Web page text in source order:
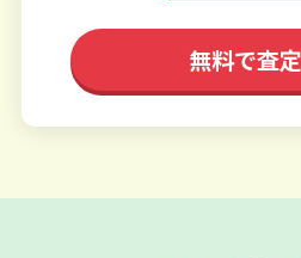
無料で査